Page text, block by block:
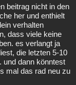
beitrag nicht in den
her und enthielt
verhalten
dass viele keine
es verlangt ja
die letzten 5-10
und dann könntest
mal das rad neu zu